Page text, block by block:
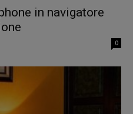
in navigatore
0